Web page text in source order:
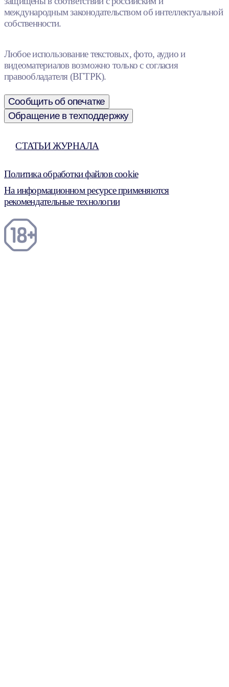
международным законодательством об интеллектуальной
собственности.
Любое использование текстовых, фото, аудио и
видеоматериалов возможно только с согласия
правообладателя (ВГТРК).
Сообщить об опечатке
Обращение в техподдержку
СТАТЬИ ЖУРНАЛА
Политика обработки файлов cookie
На информационном ресурсе применяются
рекомендательные технологии